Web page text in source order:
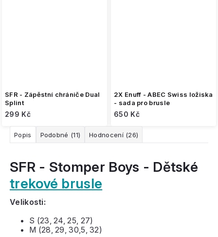
SFR - Zápěstní chrániče Dual
Splint
299 Kč
2X Enuff - ABEC Swiss ložiska
- sada pro brusle
650 Kč
Popis Podobné (11) Hodnocení (26)
SFR - Stomper Boys - Dětské
trekové brusle
Velikosti:
S (23, 24, 25, 27)
M (28, 29, 30,5, 32)